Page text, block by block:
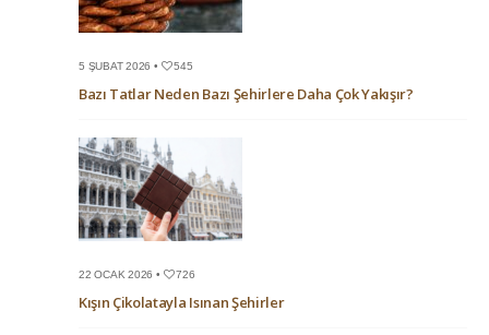
5 ŞUBAT 2026 • 545
Bazı Tatlar Neden Bazı Şehirlere Daha Çok Yakışır?
22 OCAK 2026 • 726
Kışın Çikolatayla Isınan Şehirler